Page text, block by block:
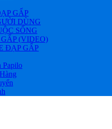
GẤP
DÙNG
SỐNG
(VIDEO)
ĐẠP GẤP
Papilo